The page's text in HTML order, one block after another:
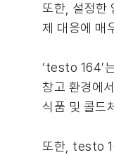
또한, 설정한
제 대응에 매
‘testo 164’
창고 환경에
식품 및 콜드
또한, testo